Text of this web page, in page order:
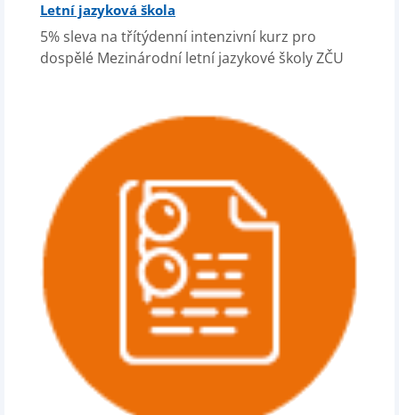
Letní jazyková škola
5% sleva na třítýdenní intenzivní kurz pro
dospělé Mezinárodní letní jazykové školy ZČU